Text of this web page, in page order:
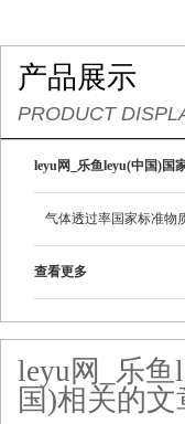
产品展示
PRODUCT
leyu网_乐鱼leyu(中国)国
质气体透过率国家标准物
查看更多
leyu网_乐鱼
国)相关的文